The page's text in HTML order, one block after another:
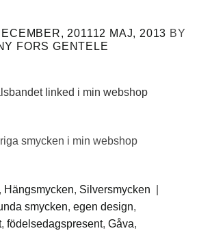
201112 MAJ, 2013 BY
FORS GENTELE
linked i min webshop
smycken i min webshop
, Hängsmycken, Silversmycken
smycken, egen design,
, födelsedagspresent, Gåva,